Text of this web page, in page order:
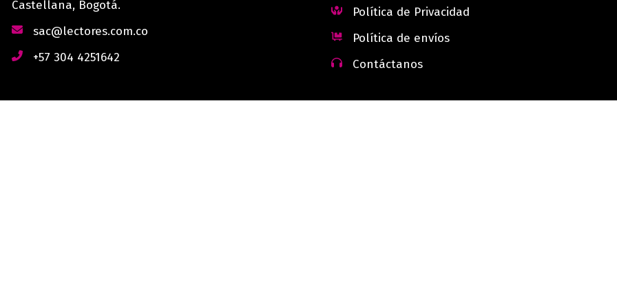
Castellana, Bogotá.
sac@lectores.com.co
+57 304 4251642
Política de Privacidad
Política de envíos
Contáctanos